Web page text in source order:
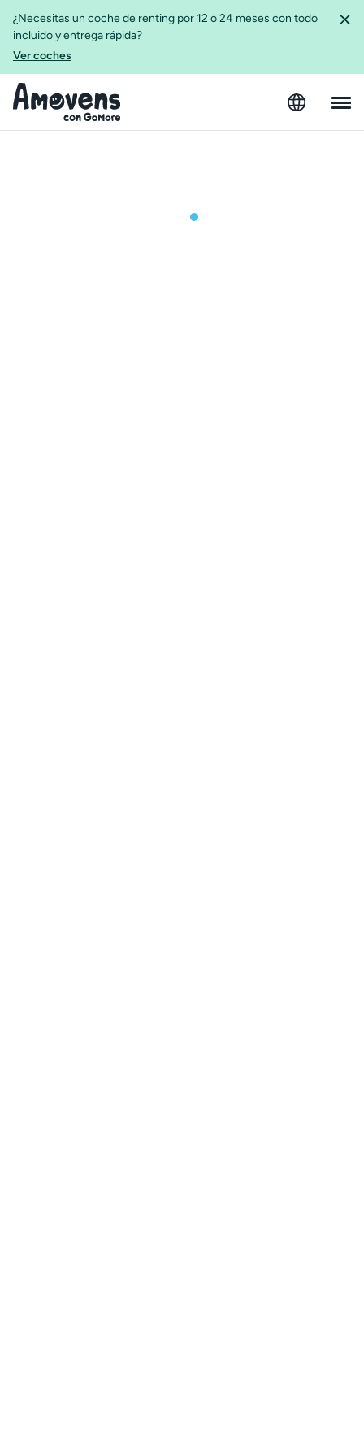
¿Necesitas un coche de renting por 12 o 24 meses con todo
incluido y entrega rápida?
Ver coches